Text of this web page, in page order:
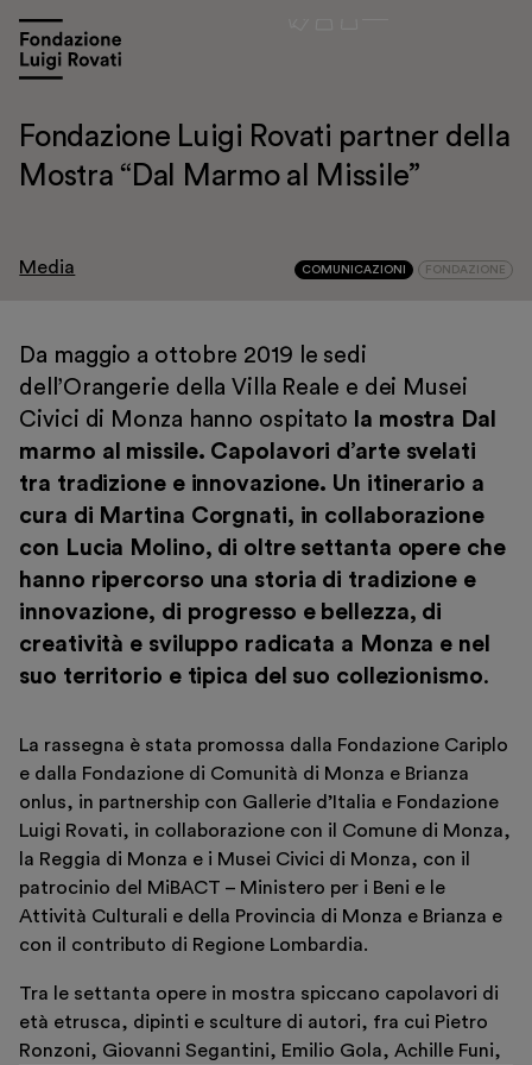
Visita
Mostre e appuntamenti
Educazione
Museo Gentile
Sostieni
Scopri
Area riservata
Shop
ItalianoEnglish
Fondazione Luigi Rovati partner della
Mostra “Dal Marmo al Missile”
Media COMUNICAZIONI FONDAZIONE
Da maggio a ottobre 2019 le sedi
dell’Orangerie della Villa Reale e dei Musei
Civici di Monza hanno ospitato la mostra Dal
marmo al missile. Capolavori d’arte svelati
tra tradizione e innovazione. Un itinerario a
cura di Martina Corgnati, in collaborazione
con Lucia Molino, di oltre settanta opere che
hanno ripercorso una storia di tradizione e
innovazione, di progresso e bellezza, di
creatività e sviluppo radicata a Monza e nel
suo territorio e tipica del suo collezionismo.
La rassegna è stata promossa dalla Fondazione Cariplo
e dalla Fondazione di Comunità di Monza e Brianza
onlus, in partnership con Gallerie d’Italia e Fondazione
Luigi Rovati, in collaborazione con il Comune di Monza,
la Reggia di Monza e i Musei Civici di Monza, con il
patrocinio del MiBACT – Ministero per i Beni e le
Attività Culturali e della Provincia di Monza e Brianza e
con il contributo di Regione Lombardia.
Tra le settanta opere in mostra spiccano capolavori di
età etrusca, dipinti e sculture di autori, fra cui Pietro
Ronzoni, Giovanni Segantini, Emilio Gola, Achille Funi,